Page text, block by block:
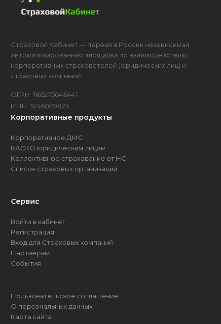
Страховой Кабинет — первая в России независимая
автоматизированная площадка по взаимодействию
корпоративных страхователей (юридических лиц) и
страховых компаний.
ОГРН: 1165275046441
ИНН: 5246049823
Корпоративные продукты
Корпоративное ДМС
КАСКО юридическим лицам
Коллективное страхование от НС
Список страховых организаций
Сервис
Войти в кабинет
Регистрация
Вход для Страховых компаний
Партнёрам
События
Пользовательское соглашение
О персональных данных
Карта сайта